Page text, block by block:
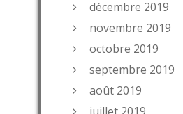
décembre 2019
novembre 2019
octobre 2019
septembre 2019
août 2019